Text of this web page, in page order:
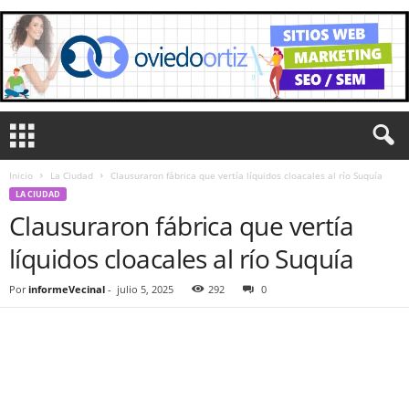
Inicio La Ciudad Clausuraron fábrica que vertía líquidos cloacales al río Suquía
LA CIUDAD
Clausuraron fábrica que vertía
líquidos cloacales al río Suquía
Por informeVecinal - julio 5, 2025 292 0